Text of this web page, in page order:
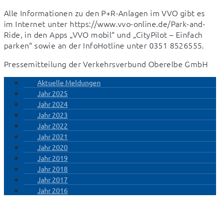
Alle Informationen zu den P+R-Anlagen im VVO gibt es
im Internet unter https://www.vvo-online.de/Park-and-
Ride, in den Apps „VVO mobil“ und „CityPilot – Einfach
parken“ sowie an der InfoHotline unter 0351 8526555.
Pressemitteilung der Verkehrsverbund Oberelbe GmbH
Aktuelle Meldungen
Jahr 2025
Jahr 2024
Jahr 2023
Jahr 2022
Jahr 2021
Jahr 2020
Jahr 2019
Jahr 2018
Jahr 2017
Jahr 2016